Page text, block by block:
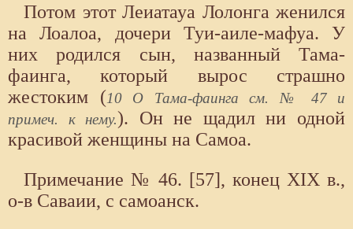
Потом этот Леиатауа Лолонга женился
на Лоалоа, дочери Туи-аиле-мафуа. У
них родился сын, названный Тама-
фаинга, который вырос страшно
жестоким (10 О Тама-фаинга см. № 47 и
примеч. к нему.). Он не щадил ни одной
красивой женщины на Самоа.
Примечание № 46. [57], конец XIX в.,
о-в Саваии, с самоанск.